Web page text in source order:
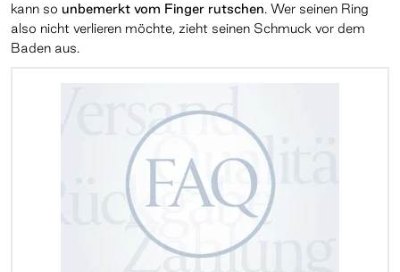
kann so unbemerkt vom Finger rutschen. Wer seinen Ring
also nicht verlieren möchte, zieht seinen Schmuck vor dem
Baden aus.